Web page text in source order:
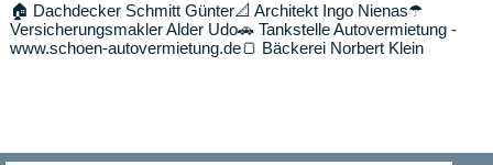
🏠 Dachdecker Schmitt Günter📐 Architekt Ingo Nienas☂
Versicherungsmakler Alder Udo🚗 Tankstelle Autovermietung -
www.schoen-autovermietung.de🍞 Bäckerei Norbert Klein